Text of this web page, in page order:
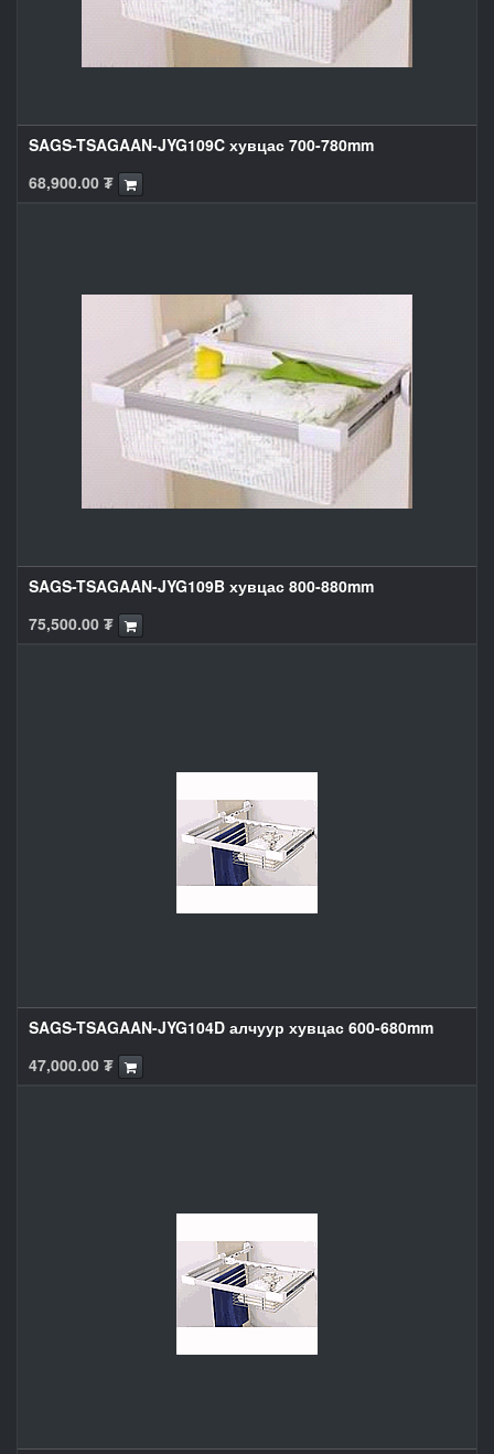
SAGS-TSAGAAN-JYG109C хувцас 700-780mm
68,900.00 ₮
SAGS-TSAGAAN-JYG109B хувцас 800-880mm
75,500.00 ₮
SAGS-TSAGAAN-JYG104D алчуур хувцас 600-680mm
47,000.00 ₮